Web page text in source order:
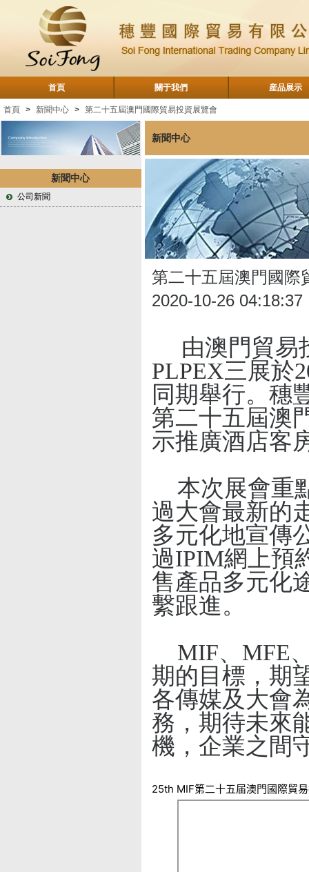
首頁 關于我們 産品展示
首頁 > 新聞中心 > 第二十五屆澳門國際貿易投資展覽會
新聞中心
公司新聞
新聞中心
第二十五屆澳門國際
2020-10-26 04:18:37
由澳門貿易
PLPEX三展於
同期舉行。穗
第二十五屆澳
示推廣酒店客
本次展會重
過大會最新的
多元化地宣傳
過IPIM網上預
售產品多元化
繫跟進。
MIF、 MFE
期的目標，期
各傳媒及大會
務，期待未來
機，企業之間
25th MIF第二十五届澳門國際貿